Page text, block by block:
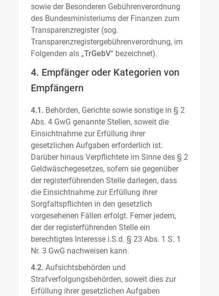
sowie der Besonderen Gebührenverordnung
des Bundesministeriums der Finanzen zum
Transparenzregister (sog.
Transparenzregistergebührenverordnung, im
Folgenden als „TrGebV“ bezeichnet).
4. Empfänger oder Kategorien von
Empfängern
4.1. Behörden, Gerichte sowie sonstige in § 2
Abs. 4 GwG genannte Stellen, soweit die
Einsichtnahme zur Erfüllung ihrer
gesetzlichen Aufgaben erforderlich ist.
Darüber hinaus Verpflichtete im Sinne des § 2
Geldwäschegesetzes, sofern sie gegenüber
der registerführenden Stelle darlegen, dass
die Einsichtnahme zur Erfüllung ihrer
Sorgfaltspflichten in den gesetzlich
vorgesehenen Fällen erfolgt. Ferner jedem,
der der registerführenden Stelle ein
berechtigtes Interesse i.S.d. § 23 Abs. 1 S. 1
Nr. 3 GwG nachweisen kann.
4.2. Aufsichtsbehörden und
Strafverfolgungsbehörden, soweit dies zur
Erfüllung ihrer gesetzlichen Aufgaben